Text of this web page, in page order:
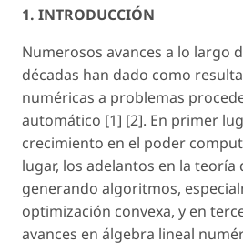
1. INTRODUCCIÓN
Numerosos avances a lo largo
décadas han dado como
numéricas a problemas
automático [1] [2]. En primer
crecimiento en el poder
lugar, los adelantos en la teoría
generando algoritmos,
optimización convexa, y en
avances en álgebra lineal